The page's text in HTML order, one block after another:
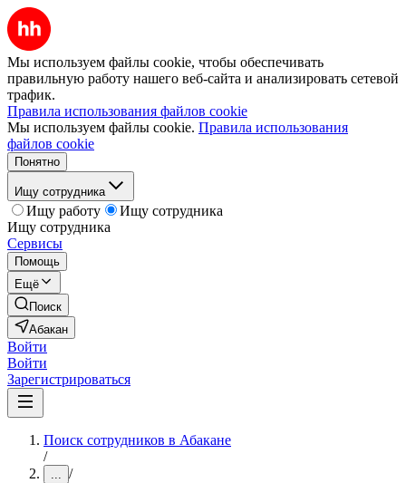
Мы используем файлы cookie, чтобы обеспечивать
правильную работу нашего веб-сайта и анализировать сетевой
трафик.
Правила использования файлов cookie
Мы используем файлы cookie. Правила использования
файлов cookie
Понятно
Ищу сотрудника
Ищу работу
Ищу сотрудника
Ищу сотрудника
Сервисы
Помощь
Ещё
Поиск
Абакан
Войти
Войти
Зарегистрироваться
Поиск сотрудников в Абакане
/
... /